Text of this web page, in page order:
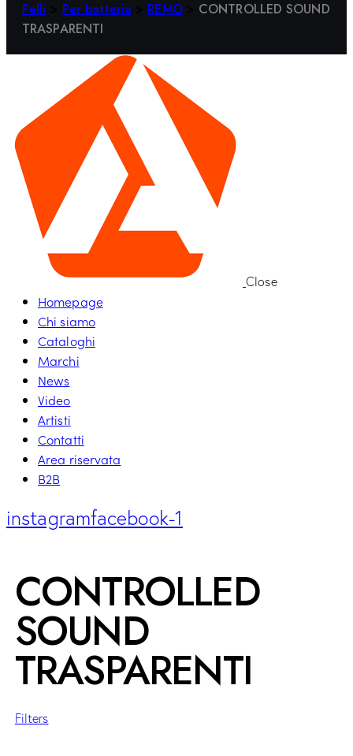
Pelli Per batteria REMO
CONTROLLED SOUND
TRASPARENTI
Close
Homepage
Chi siamo
Cataloghi
Marchi
News
Video
Artisti
Contatti
Area riservata
B2B
instagramfacebook-1
CONTROLLED
SOUND
TRASPARENTI
Filters